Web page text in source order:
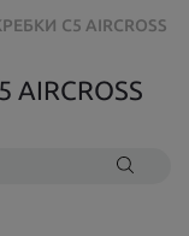
C5 AIRCROSS